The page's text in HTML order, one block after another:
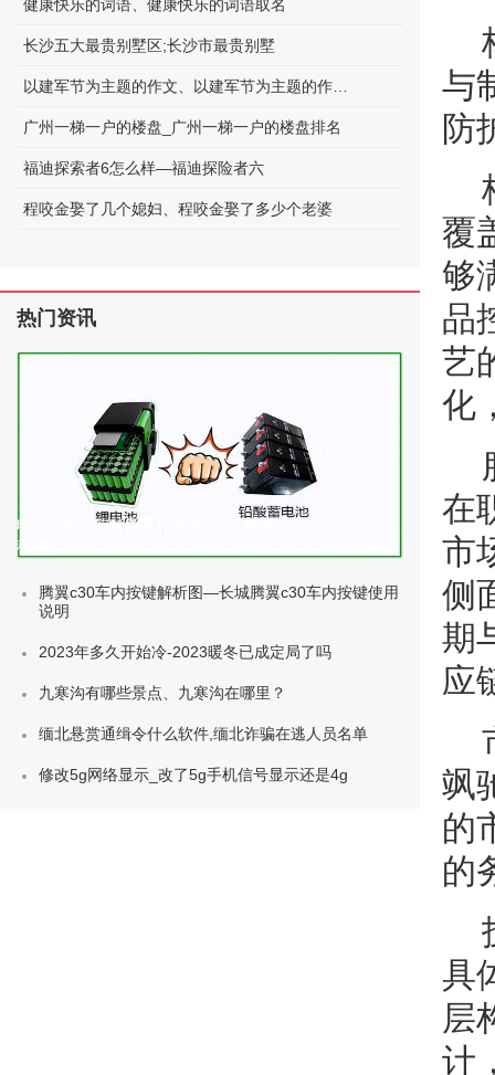
与
防
覆
够
品
艺
化
在
市
侧
期
应
飒
的
的
具
层
计
健康快乐的词语、健康快乐的词语取名
长沙五大最贵别墅区;长沙市最贵别墅
广州一梯一户的楼盘_广州一梯一户的楼盘排名
福迪探索者6怎么样—福迪探险者六
程咬金娶了几个媳妇、程咬金娶了多少个老婆
热门资讯
电动车电池的种类及标准(电动车 电池
种类)
腾翼c30车内按键解析图—长城腾翼c30车内按键使用
说明
2023年多久开始冷-2023暖冬已成定局了吗
九寒沟有哪些景点、九寒沟在哪里？
缅北悬赏通缉令什么软件,缅北诈骗在逃人员名单
修改5g网络显示_改了5g手机信号显示还是4g